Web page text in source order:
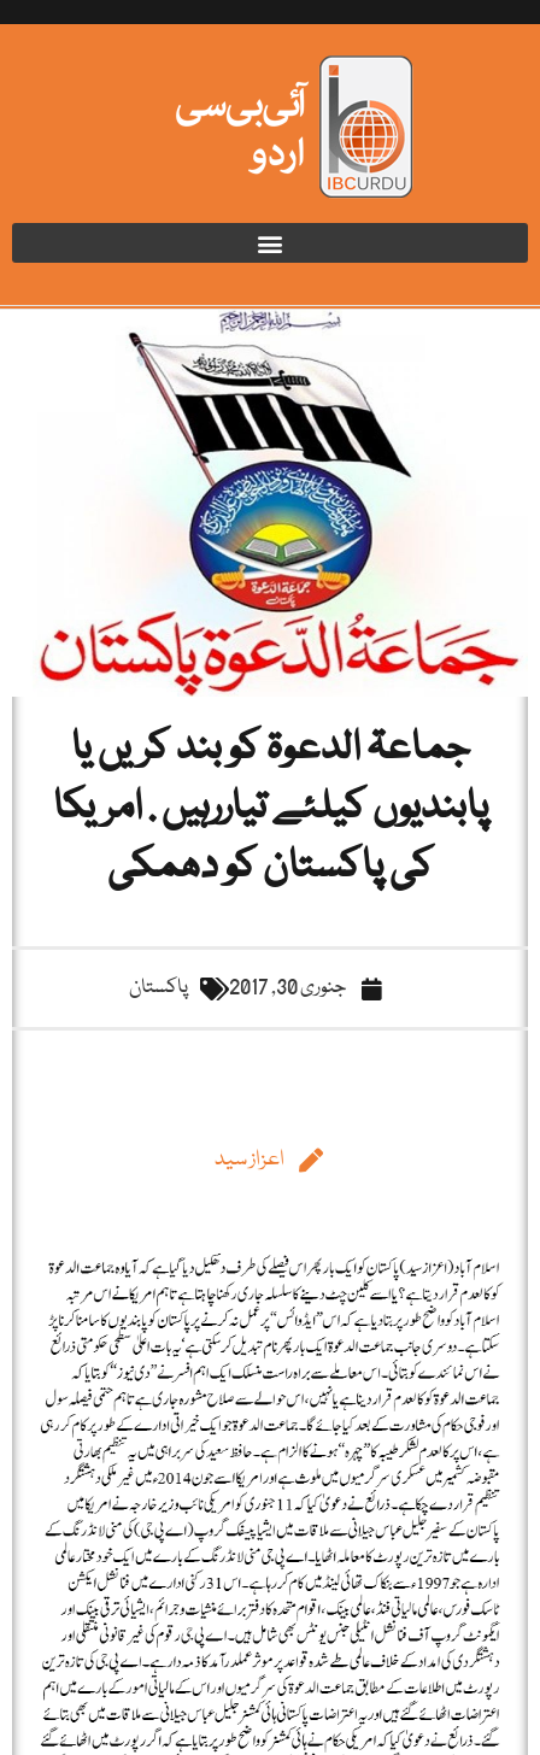
جماعۃ الدعوۃ کو بند کریں یا
پابندیوں کیلئے تیاررہیں . امریکا
کی پاکستان کو دھمکی
جنوری 30, 2017 پاکستان
اعزاز سید